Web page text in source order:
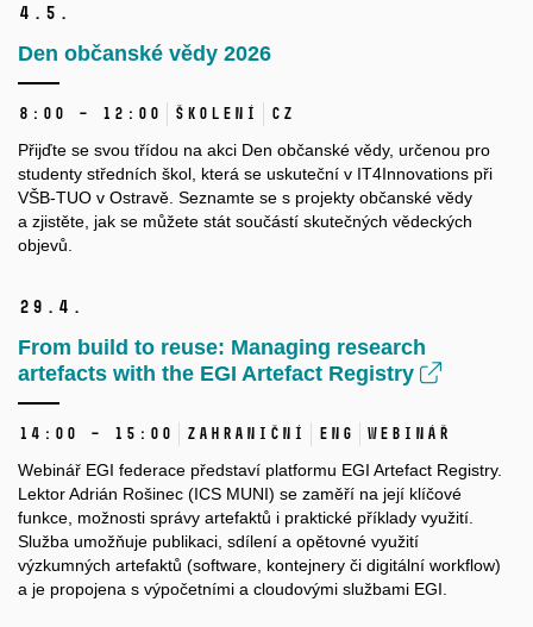
4. 5.
Den občanské vědy 2026
8:00 – 12:00 Školení CZ
Přijďte se svou třídou na akci Den občanské vědy, určenou pro
studenty středních škol, která se uskuteční v IT4Innovations při
VŠB-TUO v Ostravě. Seznamte se s projekty občanské vědy
a zjistěte, jak se můžete stát součástí skutečných vědeckých
objevů.
29. 4.
From build to reuse: Managing research
artefacts with the EGI Artefact Registry
14:00 – 15:00 Zahraniční ENG Webinář
Webinář EGI federace představí platformu EGI Artefact Registry.
Lektor Adrián Rošinec (ICS MUNI) se zaměří na její klíčové
funkce, možnosti správy artefaktů i praktické příklady využití.
Služba umožňuje publikaci, sdílení a opětovné využití
výzkumných artefaktů (software, kontejnery či digitální workflow)
a je propojena s výpočetními a cloudovými službami EGI.